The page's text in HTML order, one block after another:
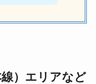
）エリアなど